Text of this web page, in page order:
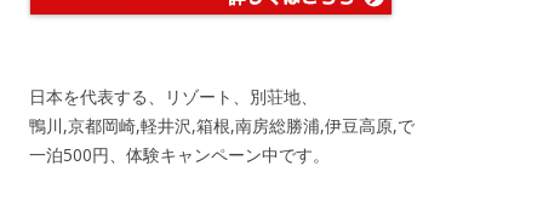
日本を代表する、リゾート、別荘地、
鴨川,京都岡崎,軽井沢,箱根,南房総勝浦,伊豆高原,で
一泊500円、体験キャンペーン中です。